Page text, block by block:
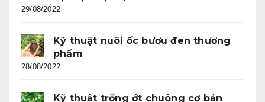
29/08/2022
Kỹ thuật nuôi ốc bươu đen thương
phẩm
28/08/2022
Kỹ thuật trồng ớt chuông cơ bản